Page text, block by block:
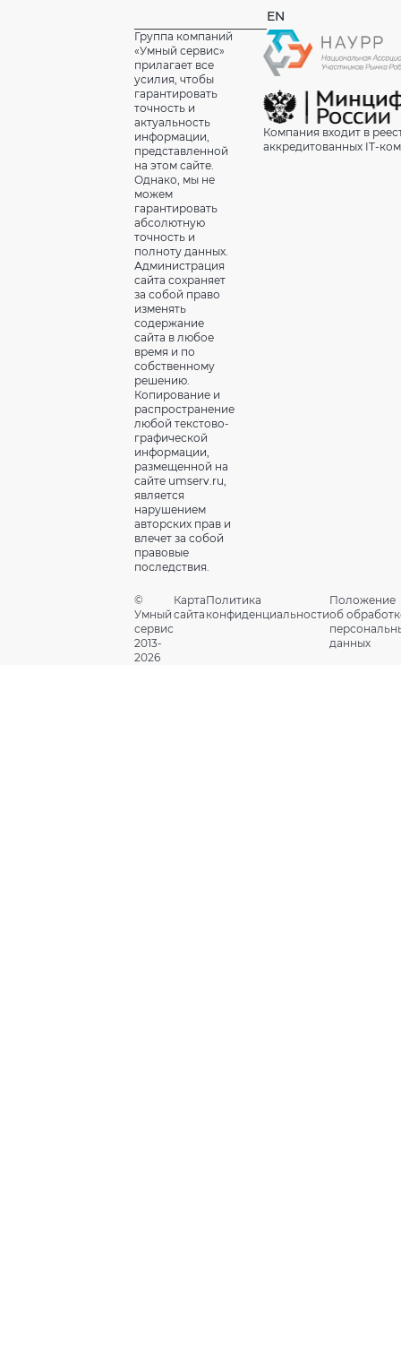
EN
Группа компаний
«Умный сервис»
прилагает все
усилия, чтобы
гарантировать
точность и
актуальность
информации,
представленной
на этом сайте.
Однако, мы не
можем
гарантировать
абсолютную
точность и
полноту данных.
Администрация
сайта сохраняет
за собой право
изменять
содержание
сайта в любое
время и по
собственному
решению.
Копирование и
распространение
любой текстово-
графической
информации,
размещенной на
сайте umserv.ru,
является
нарушением
авторских прав и
влечет за собой
правовые
последствия.
Компания входит в
аккредитованных IT-
©
Умный
сервис
2013-
2026
Карта
сайта
Политика
конфиденциальности
Положение
об
данных